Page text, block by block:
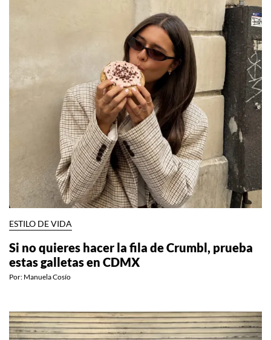
ESTILO DE VIDA
Si no quieres hacer la fila de Crumbl, prueba
estas galletas en CDMX
Por: Manuela Cosío